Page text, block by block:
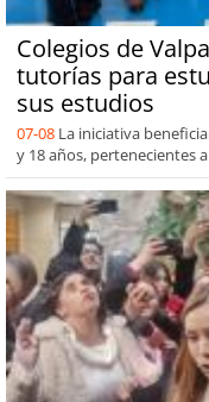
Colegios de
tutorías para
sus estudios
07-08 La iniciativa
y 18 años, pertenecientes